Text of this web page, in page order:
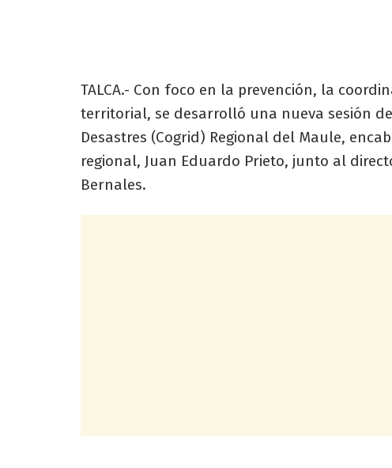
TALCA.- Con foco en la prevención, la
territorial, se desarrolló una nueva sesión
Desastres (Cogrid) Regional del Maule,
regional, Juan Eduardo Prieto, junto al
Bernales.